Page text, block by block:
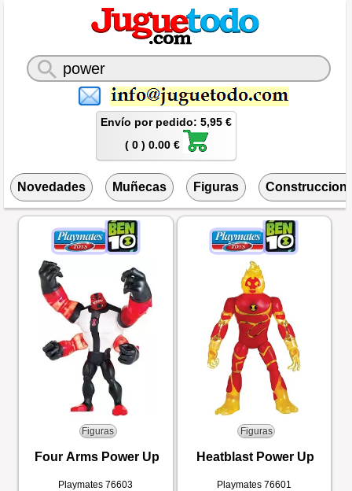
Envío por pedido: 5,95 €
( 0 ) 0.00 €
Novedades Muñecas Figuras
Figuras
Four Arms Power Up
Playmates76603
Figuras
Heatblast Power Up
Playmates 76601